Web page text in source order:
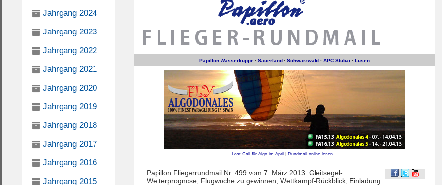
Papillon Wasserkuppe· Sauerland· Schwarzwald· APC Stubai · Lüsen
Last Call für Algo im April Rundmail online lesen…
Papillon Fliegerrundmail Nr. 499 vom 7. März 2013: Gleitsegel-
Wetterprognose, Flugwoche zu gewinnen, Wettkampf-Rückblick, Einladung
Jahrgang 2024
Jahrgang 2023
Jahrgang 2022
Jahrgang 2021
Jahrgang 2020
Jahrgang 2019
Jahrgang 2018
Jahrgang 2017
Jahrgang 2016
Jahrgang 2015